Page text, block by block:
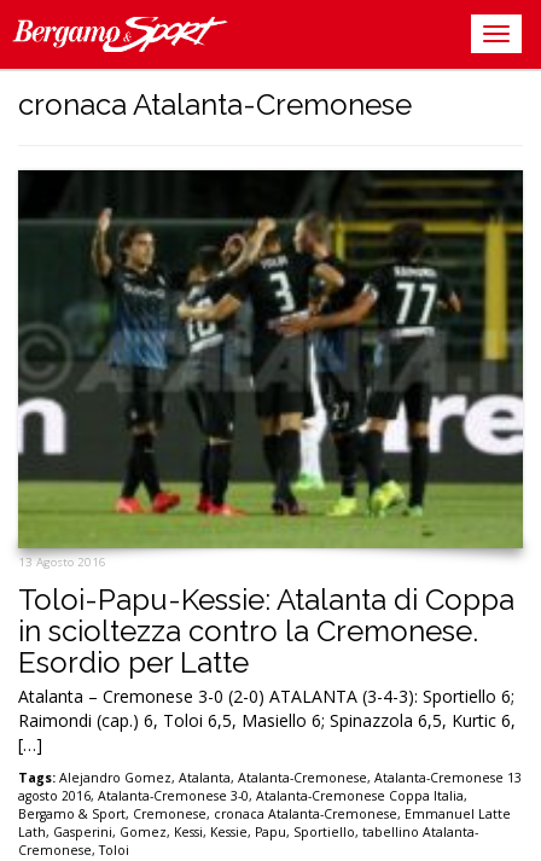
cronaca Atalanta-Cremonese
13 Agosto 2016
Toloi-Papu-Kessie: Atalanta di Coppa
in scioltezza contro la Cremonese.
Esordio per Latte
Atalanta – Cremonese 3-0 (2-0) ATALANTA (3-4-3): Sportiello 6;
Raimondi (cap.) 6, Toloi 6,5, Masiello 6; Spinazzola 6,5, Kurtic 6,
[…]
Tags: Alejandro Gomez, Atalanta, Atalanta-Cremonese, Atalanta-Cremonese 13
agosto 2016, Atalanta-Cremonese 3-0, Atalanta-Cremonese Coppa Italia,
Bergamo & Sport, Cremonese, cronaca Atalanta-Cremonese, Emmanuel Latte
Lath, Gasperini, Gomez, Kessi, Kessie, Papu, Sportiello, tabellino Atalanta-
Cremonese,Toloi